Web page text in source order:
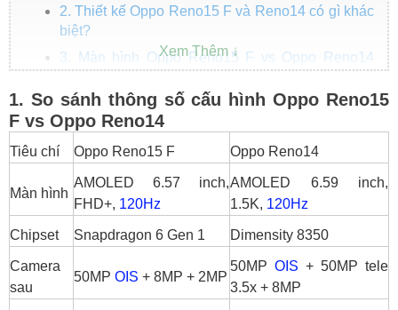
2. Thiết kế Oppo Reno15 F và Reno14 có gì khác
biệt?
3. Màn hình Oppo Reno15 F vs Oppo Reno14
4. Hiệu năng Oppo Reno15 F và Reno14 máy
nào mạnh hơn?
5. Camera Oppo Reno15 F vs Oppo Reno14 máy
6. Pin và sạc Oppo Reno15 F vs Oppo Reno14
máy nào tốt hơn?
Nên mua Oppo Reno15 F hay Oppo Reno14 ở
1. So sánh thông số cấu hình Oppo Reno15
F vs Oppo Reno14
Tiêu chí Oppo Reno15 F Oppo Reno14
Màn hình
AMOLED 6.57 inch,
FHD+, 120Hz
AMOLED 6.59 inch,
1.5K, 120Hz
Chipset Snapdragon 6 Gen 1 Dimensity 8350
Camera
sau
50MP OIS + 8MP + 2MP
50MP OIS + 50MP tele
3.5x + 8MP